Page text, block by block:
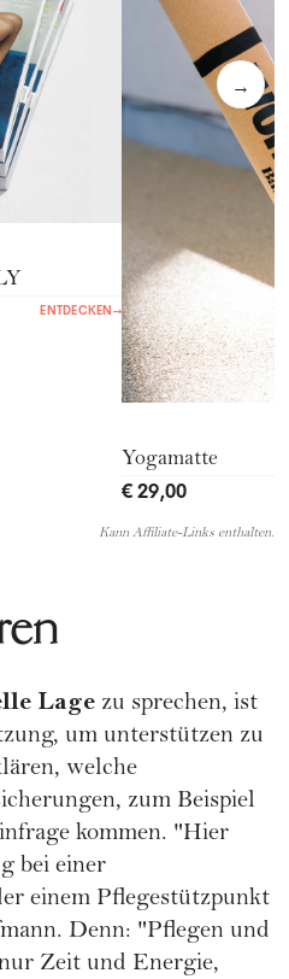
→
ENTDECKEN →
Yogamatte
€ 29,00
Kann Affiliate-Links enthalten.
Lage zu sprechen, ist
um unterstützen zu
welche
zum Beispiel
kommen. "Hier
bei einer
einem Pflegestützpunkt
Denn: "Pflegen und
Zeit und Energie,